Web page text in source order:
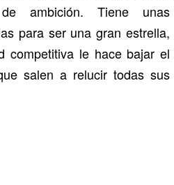
ambición. Tiene unas
para ser una gran estrella,
competitiva le hace bajar el
salen a relucir todas sus